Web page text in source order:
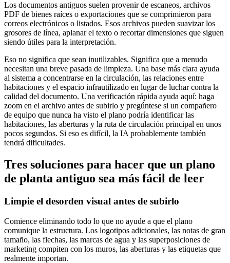
Los documentos antiguos suelen provenir de escaneos, archivos
PDF de bienes raíces o exportaciones que se comprimieron para
correos electrónicos o listados. Esos archivos pueden suavizar los
grosores de línea, aplanar el texto o recortar dimensiones que siguen
siendo útiles para la interpretación.
Eso no significa que sean inutilizables. Significa que a menudo
necesitan una breve pasada de limpieza. Una base más clara ayuda
al sistema a concentrarse en la circulación, las relaciones entre
habitaciones y el espacio infrautilizado en lugar de luchar contra la
calidad del documento. Una verificación rápida ayuda aquí: haga
zoom en el archivo antes de subirlo y pregúntese si un compañero
de equipo que nunca ha visto el plano podría identificar las
habitaciones, las aberturas y la ruta de circulación principal en unos
pocos segundos. Si eso es difícil, la IA probablemente también
tendrá dificultades.
Tres soluciones para hacer que un plano
de planta antiguo sea más fácil de leer
Limpie el desorden visual antes de subirlo
Comience eliminando todo lo que no ayude a que el plano
comunique la estructura. Los logotipos adicionales, las notas de gran
tamaño, las flechas, las marcas de agua y las superposiciones de
marketing compiten con los muros, las aberturas y las etiquetas que
realmente importan.